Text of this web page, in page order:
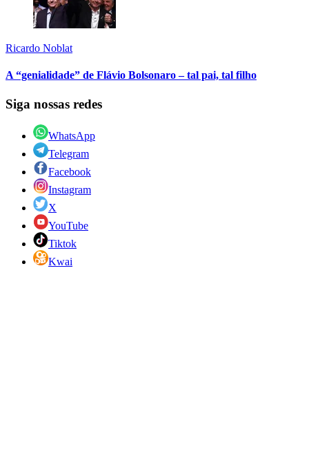
Ricardo Noblat
A “genialidade” de Flávio Bolsonaro – tal pai, tal filho
Siga nossas redes
WhatsApp
Telegram
Facebook
Instagram
X
YouTube
Tiktok
Kwai